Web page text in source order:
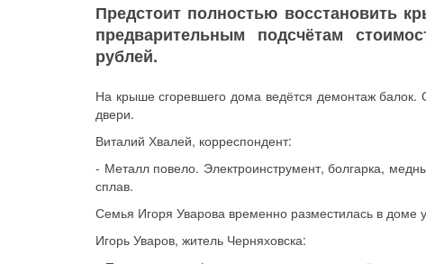
Предстоит полностью восстановить
предварительным подсчётам
рублей.
На крыше сгоревшего дома ведётся демонтаж
двери.
Виталий Хвалей, корреспондент:
- Металл повело. Электроинструмент, болгарка,
сплав.
Семья Игоря Уварова временно разместилась в доме
Игорь Уваров, житель Черняховска: